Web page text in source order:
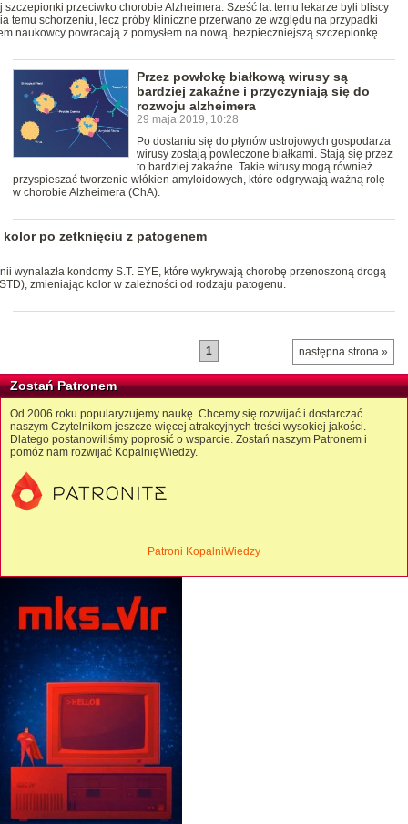
przeciwko chorobie Alzheimera. Sześć lat temu lekarze byli bliscy
temu schorzeniu, lecz próby kliniczne przerwano ze względu na przypadki
naukowcy powracają z pomysłem na nową, bezpieczniejszą szczepionkę.
Przez powłokę białkową wirusy są
bardziej zakaźne i przyczyniają się do
rozwoju alzheimera
29 maja 2019, 10:28
Po dostaniu się do płynów ustrojowych gospodarza
wirusy zostają powleczone białkami. Stają się przez
to bardziej zakaźne. Takie wirusy mogą również
przyspieszać tworzenie włókien amyloidowych, które odgrywają ważną rolę
w chorobie Alzheimera (ChA).
po zetknięciu z patogenem
wynalazła kondomy S.T. EYE, które wykrywają chorobę przenoszoną drogą
zmieniając kolor w zależności od rodzaju patogenu.
następna strona »
1
Zostań Patronem
Od 2006 roku popularyzujemy naukę. Chcemy się rozwijać i dostarczać
naszym Czytelnikom jeszcze więcej atrakcyjnych treści wysokiej jakości.
Dlatego postanowiliśmy poprosić o wsparcie. Zostań naszym Patronem i
pomóż nam rozwijać KopalnięWiedzy.
Patroni KopalniWiedzy